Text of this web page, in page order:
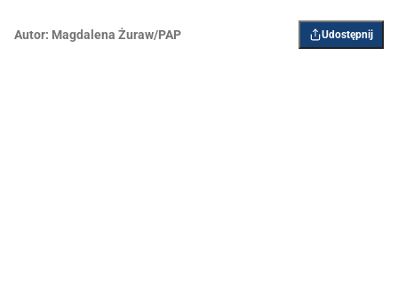
Autor: Magdalena Żuraw/PAP Udostępnij